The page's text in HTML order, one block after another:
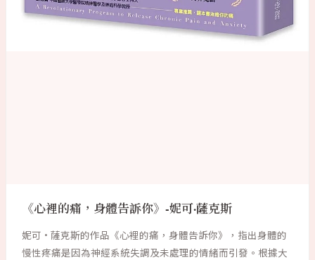
《心裡的痛，身體告訴你》-妮可·薩克斯
妮可·薩克斯的作品《心裡的痛，身體告訴你》，指出身體的
慢性疼痛是因為神經系統失調及未處理的情緒而引發。根據大